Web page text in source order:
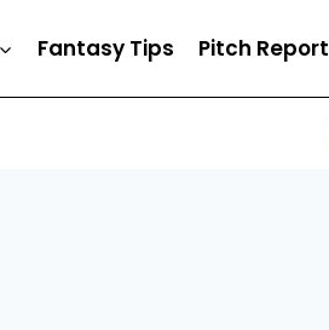
Fantasy Tips Pitch Report